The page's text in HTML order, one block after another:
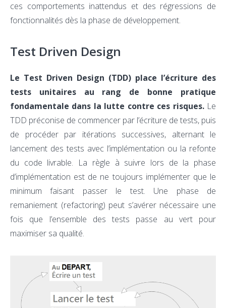
ces comportements inattendus et des régressions de
fonctionnalités dès la phase de développement.
Test Driven Design
Le Test Driven Design (TDD) place l’écriture des
tests unitaires au rang de bonne pratique
fondamentale dans la lutte contre ces risques.Le
TDD préconise de commencer par l’écriture de tests, puis
de procéder par itérations successives, alternant le
lancement des tests avec l’implémentation ou la refonte
du code livrable. La règle à suivre lors de la phase
d’implémentation est de ne toujours implémenter que le
minimum faisant passer le test. Une phase de
remaniement (refactoring) peut s’avérer nécessaire une
fois que l’ensemble des tests passe au vert pour
maximiser sa qualité.